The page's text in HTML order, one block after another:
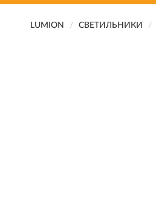
LUMION СВЕТИЛЬНИКИ